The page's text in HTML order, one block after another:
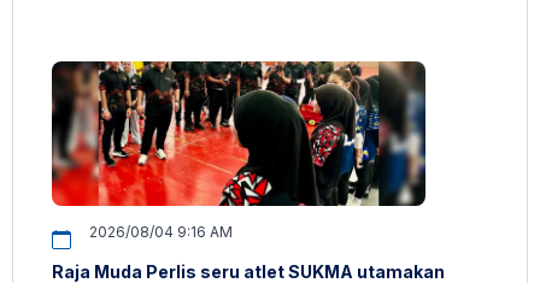
2026/08/04 9:16 AM
Raja Muda Perlis seru atlet SUKMA utamakan